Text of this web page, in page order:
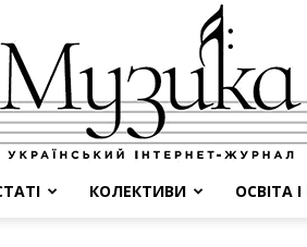
КОЛЕКТИВИ ОСВІТА